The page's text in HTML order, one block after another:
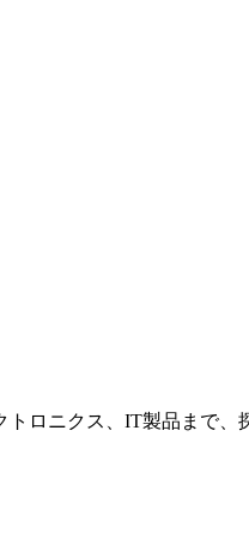
ロニクス、IT製品まで、